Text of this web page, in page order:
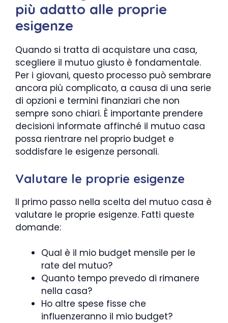
più adatto alle proprie
esigenze
Quando si tratta di acquistare una casa,
scegliere il mutuo giusto è fondamentale.
Per i giovani, questo processo può sembrare
ancora più complicato, a causa di una serie
di opzioni e termini finanziari che non
sempre sono chiari. È importante prendere
decisioni informate affinché il mutuo casa
possa rientrare nel proprio budget e
soddisfare le esigenze personali.
Valutare le proprie esigenze
Il primo passo nella scelta del mutuo casa è
valutare le proprie esigenze. Fatti queste
domande:
Qual è il mio budget mensile per le
rate del mutuo?
Quanto tempo prevedo di rimanere
nella casa?
Ho altre spese fisse che
influenzeranno il mio budget?